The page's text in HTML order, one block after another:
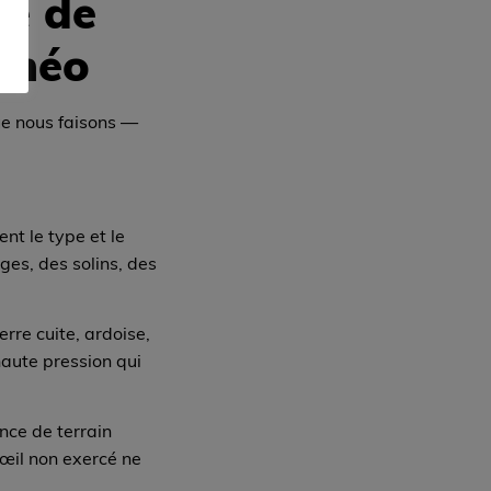
nous faisons —
le type et le
des solins, des
cuite, ardoise,
pression qui
de terrain
non exercé ne